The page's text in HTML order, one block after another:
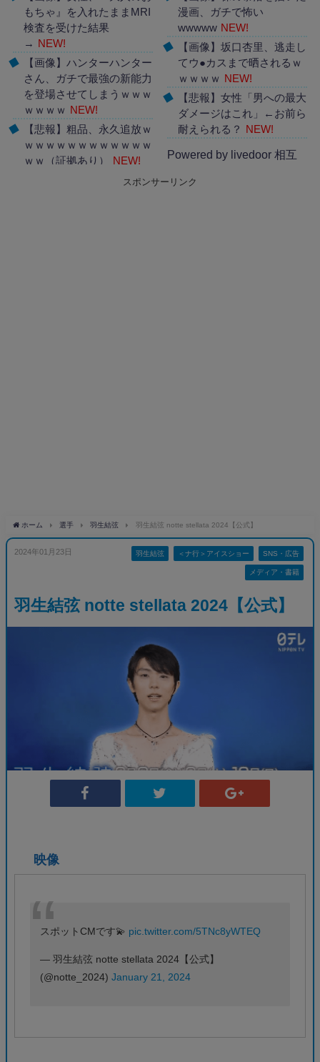
もちゃ』を入れたままMRI
検査を受けた結果
→ NEW!
【画像】ハンターハンター
さん、ガチで最強の新能力
を登場させてしまうｗｗｗ
ｗｗｗｗ NEW!
【悲報】粗品、永久追放ｗ
ｗｗｗｗｗｗｗｗｗｗｗｗ
ｗｗ（証拠あり）
NEW!
Powered by livedoor 相互
漫画、ガチで怖い
wwwww NEW!
【画像】坂口杏里、逃走し
てウ●カスまで晒されるｗ
ｗｗｗｗ NEW!
【悲報】女性「男への最大
ダメージはこれ」←お前ら
耐えられる？
NEW!
Powered by livedoor 相互
スポンサーリンク
ホーム 選手 羽生結弦 羽生結弦 notte stellata 2024【公式】
2024年01月23日 羽生結弦 ＜ナ行＞アイスショー SNS・広告
メディア・書籍
羽生結弦 notte stellata 2024【公式】
映像
スポットCMです💫 pic.twitter.com/5TNc8yWTEQ
— 羽生結弦 notte stellata 2024【公式】
(@notte_2024) January 21, 2024